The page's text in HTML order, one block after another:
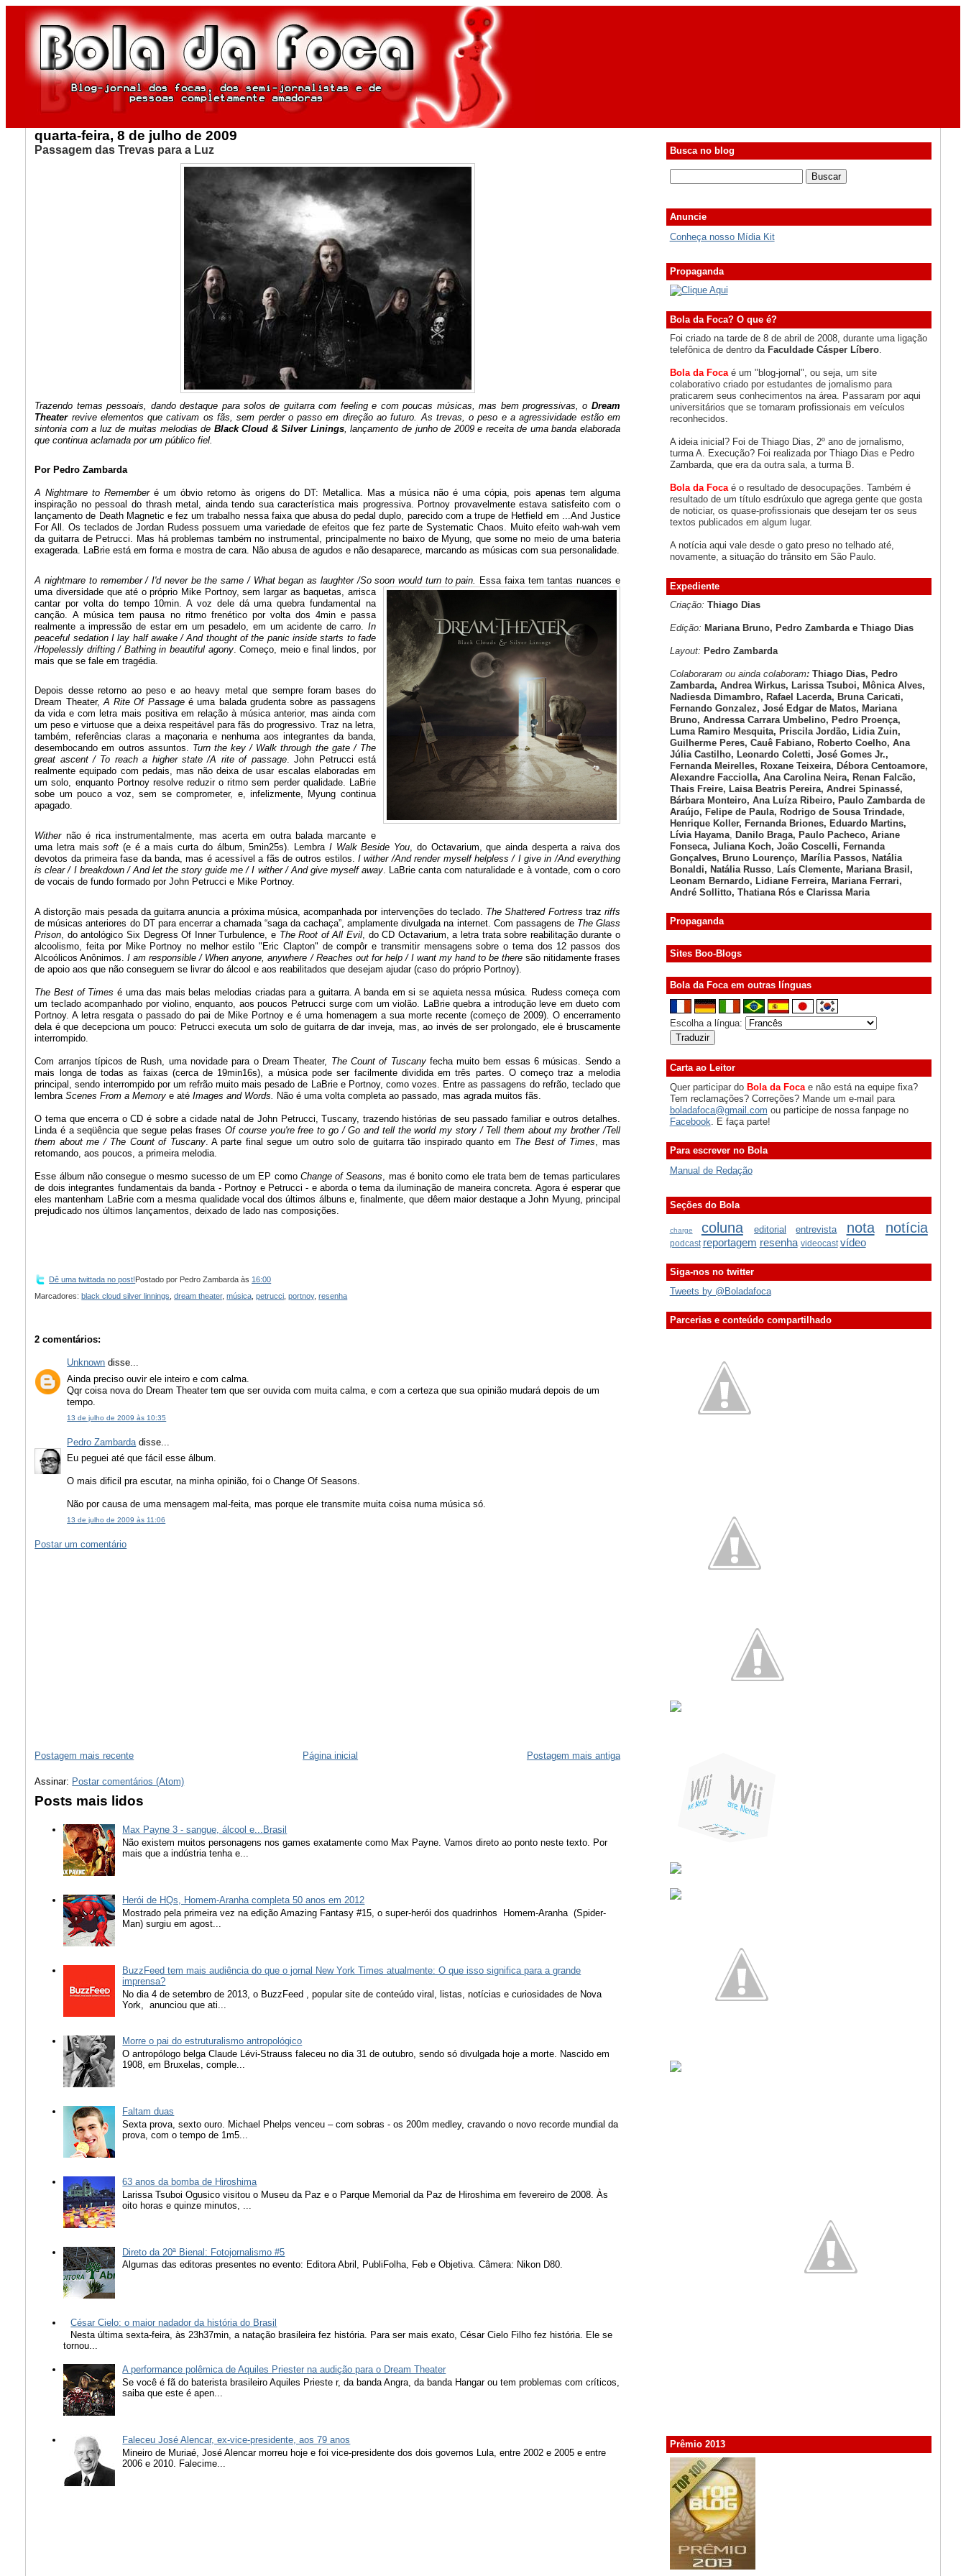
quarta-feira, 8 de julho de 2009
Passagem das Trevas para a Luz
Trazendo temas pessoais, dando destaque para solos de guitarra com feeling e com poucas músicas, mas bem progressivas, o Dream
Theaterrevive elementos que cativam os fãs, sem perder o passo em direção ao futuro. As trevas, o peso e a agressividade estão em
sintonia com a luz de muitas melodias de Black Cloud & Silver Linings, lançamento de junho de 2009 e receita de uma banda elaborada
que continua aclamada por um público fiel.
Por Pedro Zambarda
A Nightmare to Rememberé um óbvio retorno às origens do DT: Metallica. Mas a música não é uma cópia, pois apenas tem alguma
inspiração no pessoal do thrash metal, ainda tendo sua característica mais progressiva. Portnoy provavelmente estava satisfeito com o
lançamento de Death Magnetic e fez um trabalho nessa faixa que abusa do pedal duplo, parecido com a trupe de Hetfield em ...And Justice
For All. Os teclados de Jordan Rudess possuem uma variedade de efeitos que fez parte de Systematic Chaos. Muito efeito wah-wah vem
da guitarra de Petrucci. Mas há problemas também no instrumental, principalmente no baixo de Myung, que some no meio de uma bateria
exagerada. LaBrie está em forma e mostra de cara. Não abusa de agudos e não desaparece, marcando as músicas com sua personalidade.
A nightmare to remember / I'd never be the same / What began as laughter /So soon would turn to pain.
Essa faixa tem tantas nuances e
uma diversidade que até o próprio Mike Portnoy, sem largar as baquetas, arrisca
cantar por volta do tempo 10min. A voz dele dá uma quebra fundamental na
canção.
A música tem pausa no ritmo frenético por volta dos 4min e passa
realmente a impressão de estar em um pesadelo, em um acidente de carro. In
peaceful sedation I lay half awake / And thought of the panic inside starts to fade
/Hopelessly drifting / Bathing in beautiful agony. Começo, meio e final lindos, por
mais que se fale em tragédia.
Depois desse retorno ao peso e ao heavy metal que sempre foram bases do
Dream Theater,A Rite Of Passageé uma balada grudenta sobre as passagens
da vida e com letra mais positiva em relação à música anterior, mas ainda com
um peso e virtuose que a deixa respeitável para fãs do progressivo. Traz na letra,
também, referências claras a maçonaria e nenhuma aos integrantes da banda,
desembocando em outros assuntos. Turn the key / Walk through the gate / The
great ascent / To reach a higher state /A rite of passage. John Petrucci está
realmente equipado com pedais, mas não deixa de usar escalas elaboradas em
um solo, enquanto Portnoy resolve reduzir o ritmo sem perder qualidade. LaBrie
sobe um pouco a voz, sem se comprometer, e, infelizmente, Myung continua
apagado.
Withernão é rica instrumentalmente, mas acerta em outra balada marcante e
uma letra maissoft (e é a mais curta do álbum, 5min25s). Lembra I Walk Beside You , do Octavarium, que ainda desperta a raiva dos
devotos da primeira fase da banda, mas é acessível a fãs de outros estilos.I wither /And render myself helpless / I give in /And everything
is clear / I breakdown / And let the story guide me / I wither / And give myself away . LaBrie canta com naturalidade e à vontade, com o coro
de vocais de fundo formado por John Petrucci e Mike Portnoy.
A distorção mais pesada da guitarra anuncia a próxima música, acompanhada por intervenções do teclado. The Shattered Fortress traz riffs
de músicas anteriores do DT para encerrar a chamada “saga da cachaça”, amplamente divulgada na internet. Com passagens de The Glass
Prison , do antológico Six Degress Of Inner Turbulence, e The Root of All Evil, do CD Octavarium, a letra trata sobre reabilitação durante o
alcoolismo, feita por Mike Portnoy no melhor estilo "Eric Clapton" de compôr e transmitir mensagens sobre o tema dos 12 passos dos
Alcoólicos Anônimos.I am responsible / When anyone, anywhere / Reaches out for help / I want my hand to be theresão nitidamente frases
de apoio aos que não conseguem se livrar do álcool e aos reabilitados que desejam ajudar (caso do próprio Portnoy).
The Best of Times é uma das mais belas melodias criadas para a guitarra. A banda em si se aquieta nessa música. Rudess começa com
um teclado acompanhado por violino, enquanto, aos poucos Petrucci surge com um violão. LaBrie quebra a introdução leve em dueto com
Portnoy. A letra resgata o passado do pai de Mike Portnoy e é uma homenagem a sua morte recente (começo de 2009). O encerramento
dela é que decepciona um pouco: Petrucci executa um solo de guitarra de dar inveja, mas, ao invés de ser prolongado, ele é bruscamente
interrompido.
Com arranjos típicos de Rush, uma novidade para o Dream Theater, The Count of Tuscanyfecha muito bem essas 6 músicas. Sendo a
mais longa de todas as faixas (cerca de 19min16s), a música pode ser facilmente dividida em três partes. O começo traz a melodia
principal, sendo interrompido por um refrão muito mais pesado de LaBrie e Portnoy, como vozes. Entre as passagens do refrão, teclado que
lembraScenes From a Memory e atéImages and Words. Não é uma volta completa ao passado, mas agrada muitos fãs.
O tema que encerra o CD é sobre a cidade natal de John Petrucci, Tuscany, trazendo histórias de seu passado familiar e outros detalhes.
Linda é a seqüência que segue pelas frasesOf course you're free to go / Go and tell the world my story / Tell them about my brother /Tell
them about me / The Count of Tuscany. A parte final segue um outro solo de guitarra tão inspirado quanto em The Best of Times , mas
retomando, aos poucos, a primeira melodia.
Esse álbum não consegue o mesmo sucesso de um EP comoChange of Seasons , mas é bonito como ele trata bem de temas particulares
de dois integrantes fundamentais da banda - Portnoy e Petrucci - e aborda o tema da iluminação de maneira concreta. Agora é esperar que
eles mantenham LaBrie com a mesma qualidade vocal dos últimos álbuns e, finalmente, que dêem maior destaque a John Myung, principal
prejudicado nos últimos lançamentos, deixado de lado nas composições.
Dê uma twittada no post! Postado por Pedro Zambarda às 16:00
Marcadores:black cloud silver linnings ,dream theater,música ,petrucci ,portnoy,resenha
2 comentários:
Unknown disse...
Ainda preciso ouvir ele inteiro e com calma.
Qqr coisa nova do Dream Theater tem que ser ouvida com muita calma, e com a certeza que sua opinião mudará depois de um
tempo.
13 de julho de 2009 às 10:35
Pedro Zambarda disse...
Eu peguei até que fácil esse álbum.
O mais dificil pra escutar, na minha opinião, foi o Change Of Seasons.
Não por causa de uma mensagem mal-feita, mas porque ele transmite muita coisa numa música só.
13 de julho de 2009 às 11:06
Postar um comentário
Postagem mais recente Postagem mais antiga
Página inicial
Assinar: Postar comentários (Atom)
Posts mais lidos
Max Payne 3 - sangue, álcool e...Brasil
Não existem muitos personagens nos games exatamente como Max Payne. Vamos direto ao ponto neste texto. Por
mais que a indústria tenha e...
Herói de HQs, Homem-Aranha completa 50 anos em 2012
Mostrado pela primeira vez na edição Amazing Fantasy #15, o super-herói dos quadrinhos Homem-Aranha (Spider-
Man) surgiu em agost...
BuzzFeed tem mais audiência do que o jornal New York Times atualmente: O que isso significa para a grande
imprensa?
No dia 4 de setembro de 2013, o BuzzFeed , popular site de conteúdo viral, listas, notícias e curiosidades de Nova
York, anunciou que ati...
Morre o pai do estruturalismo antropológico
O antropólogo belga Claude Lévi-Strauss faleceu no dia 31 de outubro, sendo só divulgada hoje a morte. Nascido em
1908, em Bruxelas, comple...
Faltam duas
Sexta prova, sexto ouro. Michael Phelps venceu – com sobras - os 200m medley, cravando o novo recorde mundial da
prova, com o tempo de 1m5...
63 anos da bomba de Hiroshima
Larissa Tsuboi Ogusico visitou o Museu da Paz e o Parque Memorial da Paz de Hiroshima em fevereiro de 2008. Às
oito horas e quinze minutos, ...
Direto da 20ª Bienal: Fotojornalismo #5
Algumas das editoras presentes no evento: Editora Abril, PubliFolha, Feb e Objetiva. Câmera: Nikon D80.
César Cielo: o maior nadador da história do Brasil
Nesta última sexta-feira, às 23h37min, a natação brasileira fez história. Para ser mais exato, César Cielo Filho fez história. Ele se
tornou...
A performance polêmica de Aquiles Priester na audição para o Dream Theater
Se você é fã do baterista brasileiro Aquiles Prieste r, da banda Angra, da banda Hangar ou tem problemas com críticos,
saiba que este é apen...
Faleceu José Alencar, ex-vice-presidente, aos 79 anos
Mineiro de Muriaé, José Alencar morreu hoje e foi vice-presidente dos dois governos Lula, entre 2002 e 2005 e entre
2006 e 2010. Falecime...
Busca no blog
Anuncie
Conheça nosso Mídia Kit
Propaganda
Bola da Foca? O que é?
Foi criado na tarde de 8 de abril de 2008, durante uma ligação
telefônica de dentro da Faculdade Cásper Líbero.
Bola da Foca é um "blog-jornal", ou seja, um site
colaborativo criado por estudantes de jornalismo para
praticarem seus conhecimentos na área. Passaram por aqui
universitários que se tornaram profissionais em veículos
reconhecidos.
A ideia inicial? Foi de Thiago Dias, 2º ano de jornalismo,
turma A. Execução? Foi realizada por Thiago Dias e Pedro
Zambarda, que era da outra sala, a turma B.
Bola da Focaé o resultado de desocupações. Também é
resultado de um título esdrúxulo que agrega gente que gosta
de noticiar, os quase-profissionais que desejam ter os seus
textos publicados em algum lugar.
A notícia aqui vale desde o gato preso no telhado até,
novamente, a situação do trânsito em São Paulo.
Expediente
Criação: Thiago Dias
Edição: Mariana Bruno, Pedro Zambarda e Thiago Dias
Layout: Pedro Zambarda
Colaboraram ou ainda colaboram: Thiago Dias, Pedro
Zambarda, Andrea Wirkus, Larissa Tsuboi, Mônica Alves,
Nadiesda Dimambro, Rafael Lacerda, Bruna Caricati,
Fernando Gonzalez, José Edgar de Matos, Mariana
Bruno, Andressa Carrara Umbelino, Pedro Proença,
Luma Ramiro Mesquita, Priscila Jordão, Lidia Zuin,
Guilherme Peres, Cauê Fabiano, Roberto Coelho, Ana
Júlia Castilho, Leonardo Coletti, José Gomes Jr.,
Fernanda Meirelles, Roxane Teixeira, Débora Centoamore,
Alexandre Facciolla, Ana Carolina Neira, Renan Falcão,
Thais Freire, Laisa Beatris Pereira, Andrei Spinassé,
Bárbara Monteiro, Ana Luíza Ribeiro, Paulo Zambarda de
Araújo, Felipe de Paula, Rodrigo de Sousa Trindade,
Henrique Koller, Fernanda Briones, Eduardo Martins,
Lívia Hayama, Danilo Braga, Paulo Pacheco, Ariane
Fonseca, Juliana Koch, João Coscelli, Fernanda
Gonçalves, Bruno Lourenço, Marília Passos, Natália
Bonaldi, Natália Russo, Laís Clemente, Mariana Brasil,
Leonam Bernardo, Lidiane Ferreira, Mariana Ferrari,
André Sollitto, Thatiana Rós e Clarissa Maria
Propaganda
Sites Boo-Blogs
Bola da Foca em outras línguas
Escolha a língua:
Carta ao Leitor
Quer participar do Bola da Focae não está na equipe fixa?
Tem reclamações? Correções? Mande um e-mail para
boladafoca@gmail.com ou participe de nossa fanpage no
Facebook . E faça parte!
Para escrever no Bola
Manual de Redação
Seções do Bola
charge coluna editorial entrevista nota notícia
podcast reportagem resenha videocast vídeo
Siga-nos no twitter
Tweets by @Boladafoca
Parcerias e conteúdo compartilhado
Prêmio 2013